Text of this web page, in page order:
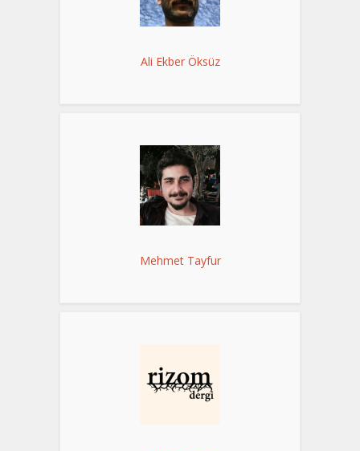
Ali Ekber Öksüz
Mehmet Tayfur